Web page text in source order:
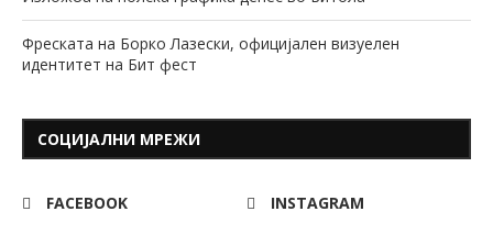
Фреската на Борко Лазески, официјален визуелен
идентитет на Бит фест
СОЦИЈАЛНИ МРЕЖИ
FACEBOOK INSTAGRAM